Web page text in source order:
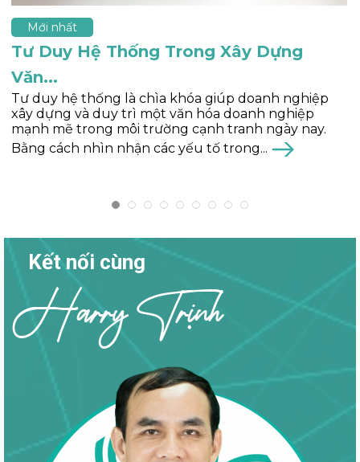
Mới nhất
5 vấn đề cho thấy doanh nghiệp cần...
Tái tạo đội ngũ là bài toán của nhiều doanh nghiệp
trong việc quản trị đội nhóm, quản trị doanh
nghiệp. Những vấn đề nào thường thấy trong
doanh nghiệp và cần thực hiện tái tạo? Trong...
Kết nối cùng
Harry Trịnh